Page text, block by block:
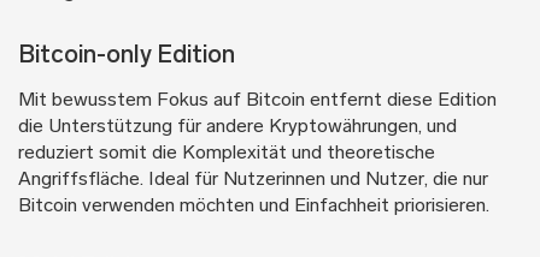
Bitcoin-only Edition
Mit bewusstem Fokus auf Bitcoin entfernt diese Edition
die Unterstützung für andere Kryptowährungen, und
reduziert somit die Komplexität und theoretische
Angriffsfläche. Ideal für Nutzerinnen und Nutzer, die nur
Bitcoin verwenden möchten und Einfachheit priorisieren.